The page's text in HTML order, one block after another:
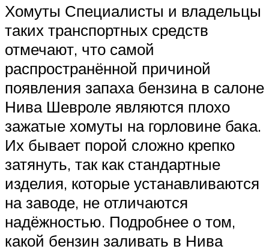
Хомуты Специалисты и владельцы
таких транспортных средств
отмечают, что самой
распространённой причиной
появления запаха бензина в салоне
Нива Шевроле являются плохо
зажатые хомуты на горловине бака.
Их бывает порой сложно крепко
затянуть, так как стандартные
изделия, которые устанавливаются
на заводе, не отличаются
надёжностью. Подробнее о том,
какой бензин заливать в Нива